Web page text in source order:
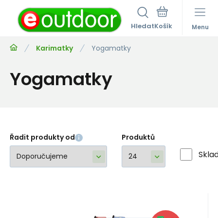
Hledat Menu
Karimatky Yogamatky
Yogamatky
Řadit produkty od Produktů